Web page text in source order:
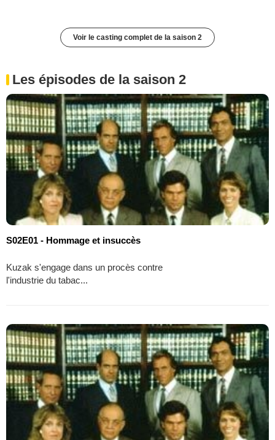
Voir le casting complet de la saison 2
Les épisodes de la saison 2
S02E01 - Hommage et insuccès
Kuzak s'engage dans un procès contre
l'industrie du tabac...